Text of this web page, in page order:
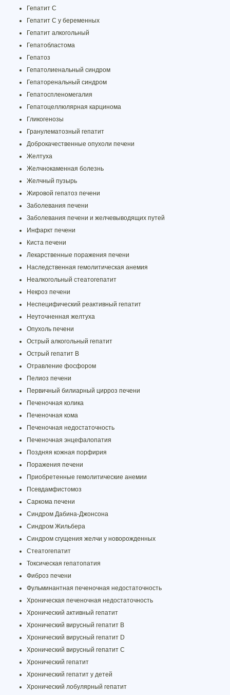
Гепатит С
Гепатит С у беременных
Гепатит алкогольный
Гепатобластома
Гепатоз
Гепатолиенальный синдром
Гепаторенальный синдром
Гепатоспленомегалия
Гепатоцеллюлярная карцинома
Гликогенозы
Гранулематозный гепатит
Доброкачественные опухоли печени
Желтуха
Желчнокаменная болезнь
Желчный пузырь
Жировой гепатоз печени
Заболевания печени
Заболевания печени и желчевыводящих путей
Инфаркт печени
Киста печени
Лекарственные поражения печени
Наследственная гемолитическая анемия
Неалкогольный стеатогепатит
Некроз печени
Неспецифический реактивный гепатит
Неуточненная желтуха
Опухоль печени
Острый алкогольный гепатит
Острый гепатит B
Отравление фосфором
Пелиоз печени
Первичный билиарный цирроз печени
Печеночная колика
Печеночная кома
Печеночная недостаточность
Печеночная энцефалопатия
Поздняя кожная порфирия
Поражения печени
Приобретенные гемолитические анемии
Псевдамфистомоз
Саркома печени
Синдром Дабина-Джонсона
Синдром Жильбера
Синдром сгущения желчи у новорожденных
Стеатогепатит
Токсическая гепатопатия
Фиброз печени
Фульминантная печеночная недостаточность
Хроническая печеночная недостаточность
Хронический активный гепатит
Хронический вирусный гепатит B
Хронический вирусный гепатит D
Хронический вирусный гепатит С
Хронический гепатит
Хронический гепатит у детей
Хронический лобулярный гепатит